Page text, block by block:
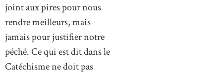
joint aux pires pour nous
rendre meilleurs, mais
jamais pour justifier notre
péché. Ce qui est dit dans le
Catéchisme ne doit pas